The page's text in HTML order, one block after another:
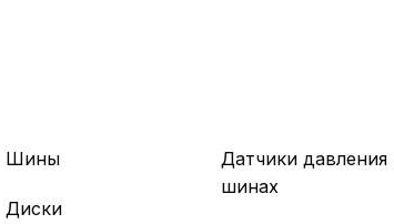
Шины
Диски
Датчики давления
шинах